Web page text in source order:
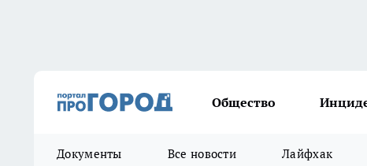
Общество
Документы Все новости Лайфхак